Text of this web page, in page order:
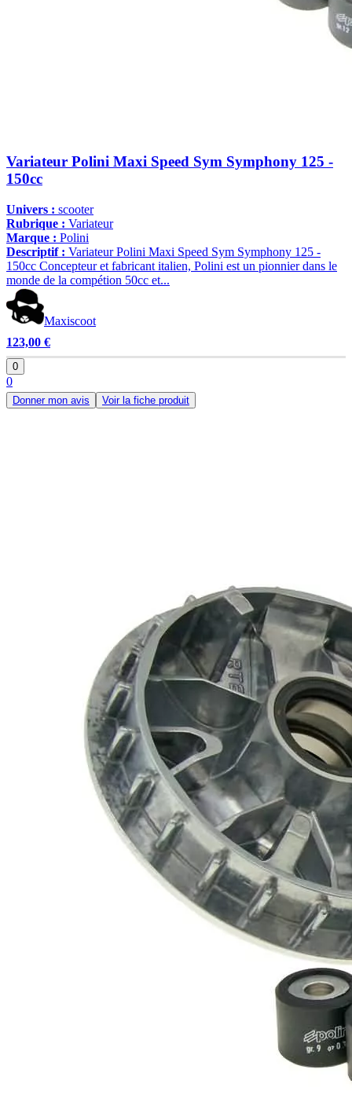
Variateur Polini Maxi Speed Sym Symphony 125 -
150cc
Univers : scooter
Rubrique : Variateur
Marque : Polini
Descriptif : Variateur Polini Maxi Speed Sym Symphony 125 -
150cc Concepteur et fabricant italien, Polini est un pionnier dans le
monde de la compétion 50cc et...
Maxiscoot
123,00 €
0
0
Donner mon avis Voir la fiche produit